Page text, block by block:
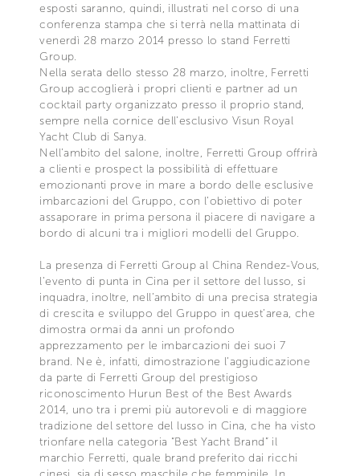
esposti saranno, quindi, illustrati nel corso di una
conferenza stampa che si terrà nella mattinata di
venerdì 28 marzo 2014 presso lo stand Ferretti
Group.
Nella serata dello stesso 28 marzo, inoltre, Ferretti
Group accoglierà i propri clienti e partner ad un
cocktail party organizzato presso il proprio stand,
sempre nella cornice dell’esclusivo Visun Royal
Yacht Club di Sanya.
Nell’ambito del salone, inoltre, Ferretti Group offrirà
a clienti e prospect la possibilità di effettuare
emozionanti prove in mare a bordo delle esclusive
imbarcazioni del Gruppo, con l’obiettivo di poter
assaporare in prima persona il piacere di navigare a
bordo di alcuni tra i migliori modelli del Gruppo.
La presenza di Ferretti Group al China Rendez-Vous,
l’evento di punta in Cina per il settore del lusso, si
inquadra, inoltre, nell’ambito di una precisa strategia
di crescita e sviluppo del Gruppo in quest’area, che
dimostra ormai da anni un profondo
apprezzamento per le imbarcazioni dei suoi 7
brand. Ne è, infatti, dimostrazione l’aggiudicazione
da parte di Ferretti Group del prestigioso
riconoscimento Hurun Best of the Best Awards
2014, uno tra i premi più autorevoli e di maggiore
tradizione del settore del lusso in Cina, che ha visto
trionfare nella categoria “Best Yacht Brand” il
marchio Ferretti, quale brand preferito dai ricchi